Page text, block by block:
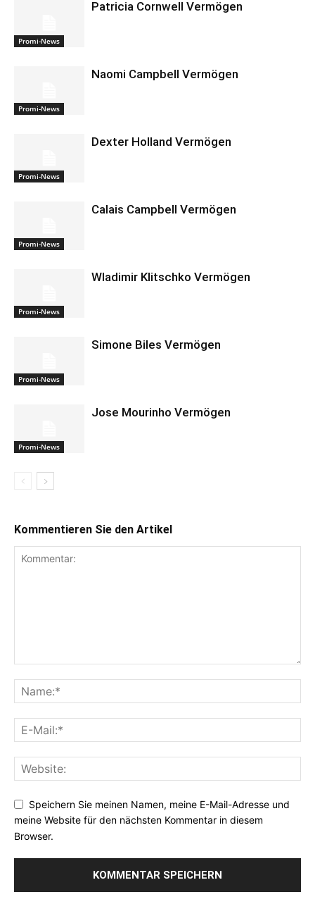
Promi-News
Patricia Cornwell Vermögen
Promi-News
Naomi Campbell Vermögen
Promi-News
Dexter Holland Vermögen
Promi-News
Calais Campbell Vermögen
Promi-News
Wladimir Klitschko Vermögen
Promi-News
Simone Biles Vermögen
Promi-News
Jose Mourinho Vermögen
Kommentieren Sie den Artikel
Speichern Sie meinen Namen, meine E-Mail-Adresse und
meine Website für den nächsten Kommentar in diesem
Browser.